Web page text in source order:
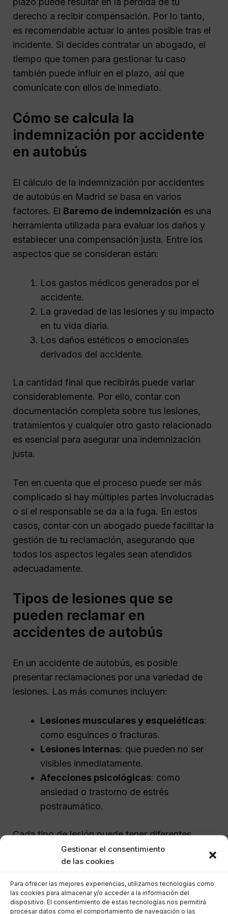
Gestionar el consentimiento
de las cookies
Para ofrecer las mejores experiencias, utilizamos tecnologías como
las cookies para almacenar y/o acceder a la información del
dispositivo. El consentimiento de estas tecnologías nos permitirá
procesar datos como el comportamiento de navegación o las
derecho a recibir compensación. Por lo tanto,
es recomendable actuar lo antes posible tras el
incidente. Si decides contratar un abogado, el
tiempo que tomen para gestionar tu caso
también puede influir en el plazo, así que
comunícate con ellos de inmediato.
Cómo se calcula la
indemnización por accidente
en autobús
El cálculo de la indemnización por accidentes
de autobús en Madrid se basa en varios
factores. El Baremo de indemnización es una
herramienta utilizada para evaluar los daños y
establecer una compensación justa. Entre los
aspectos que se consideran están:
Los gastos médicos generados por el
accidente.
La gravedad de las lesiones y su impacto
en tu vida diaria.
Los daños estéticos o emocionales
derivados del accidente.
La cantidad final que recibirás puede variar
considerablemente. Por ello, contar con
documentación completa sobre tus lesiones,
tratamientos y cualquier otro gasto relacionado
es esencial para asegurar una indemnización
justa.
Ten en cuenta que el proceso puede ser más
complicado si hay múltiples partes involucradas
o si el responsable se da a la fuga. En estos
casos, contar con un abogado puede facilitar la
gestión de tu reclamación, asegurando que
todos los aspectos legales sean atendidos
adecuadamente.
Tipos de lesiones que se
pueden reclamar en
accidentes de autobús
En un accidente de autobús, es posible
presentar reclamaciones por una variedad de
lesiones. Las más comunes incluyen:
Lesiones musculares y esqueléticas:
como esguinces o fracturas.
Lesiones internas: que pueden no ser
visibles inmediatamente.
Afecciones psicológicas: como
ansiedad o trastorno de estrés
postraumático.
Cada tipo de lesión puede tener diferentes
implicaciones en el monto de la indemnización.
Es crucial que un médico evalúe tus lesiones y
respaldar tu reclamación.